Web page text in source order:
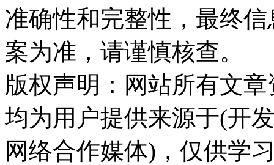
准确性和完整性，最终
案为准，请谨慎核查。
版权声明：网站所有文
均为用户提供来源于(开
网络合作媒体)，仅供学